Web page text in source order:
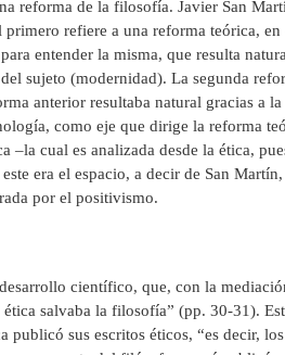
reforma de la filosofía. Javier San
primero refiere a una reforma teórica,
entender la misma, que resulta
sujeto (modernidad). La segunda
anterior resultaba natural gracias a
como eje que dirige la reforma
–la cual es analizada desde la ética,
era el espacio, a decir de San
por el positivismo.
científico, que, con la
salvaba la filosofía” (pp. 30-31).
publicó sus escritos éticos, “es decir,